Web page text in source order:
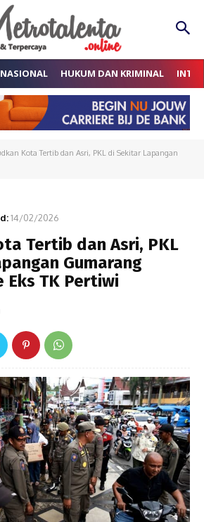
NASIONAL HUKUM DAN KRIMINAL
Kota Tertib dan Asri, PKL di Sekitar Lapangan
14/02/2026
Tertib dan Asri, PKL
Gumarang
Eks TK Pertiwi